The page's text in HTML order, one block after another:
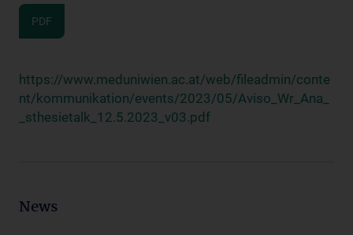
PDF
https://www.meduniwien.ac.at/web/fileadmin/conte
nt/kommunikation/events/2023/05/Aviso_Wr_Ana_
_sthesietalk_12.5.2023_v03.pdf
News